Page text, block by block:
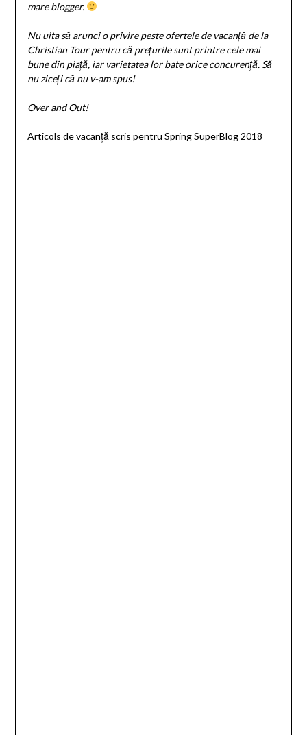
mare blogger.
Nu uita să arunci o privire peste ofertele de vacanță de la
Christian Tour pentru că prețurile sunt printre cele mai
bune din piață, iar varietatea lor bate orice concurență. Să
nu ziceți că nu v-am spus!
Over and Out!
Articols de vacanță scris pentru Spring SuperBlog 2018